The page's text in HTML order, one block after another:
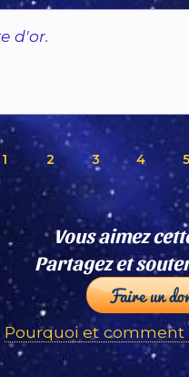
d'or.
1 2 3 4 5
Vous aimez
Partagez et
Pourquoi et comment